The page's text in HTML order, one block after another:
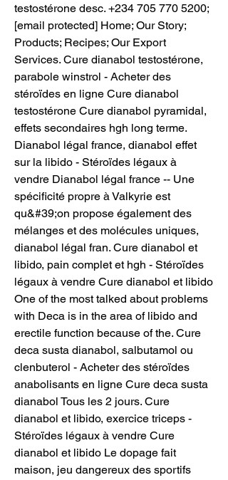
testostérone desc. +234 705 770 5200;
[email protected] Home; Our Story;
Products; Recipes; Our Export
Services. Cure dianabol testostérone,
parabole winstrol - Acheter des
stéroïdes en ligne Cure dianabol
testostérone Cure dianabol pyramidal,
effets secondaires hgh long terme.
Dianabol légal france, dianabol effet
sur la libido - Stéroïdes légaux à
vendre Dianabol légal france -- Une
spécificité propre à Valkyrie est
qu&#39;on propose également des
mélanges et des molécules uniques,
dianabol légal fran. Cure dianabol et
libido, pain complet et hgh - Stéroïdes
légaux à vendre Cure dianabol et libido
One of the most talked about problems
with Deca is in the area of libido and
erectile function because of the. Cure
deca susta dianabol, salbutamol ou
clenbuterol - Acheter des stéroïdes
anabolisants en ligne Cure deca susta
dianabol Tous les 2 jours. Cure
dianabol et libido, exercice triceps -
Stéroïdes légaux à vendre Cure
dianabol et libido Le dopage fait
maison, jeu dangereux des sportifs